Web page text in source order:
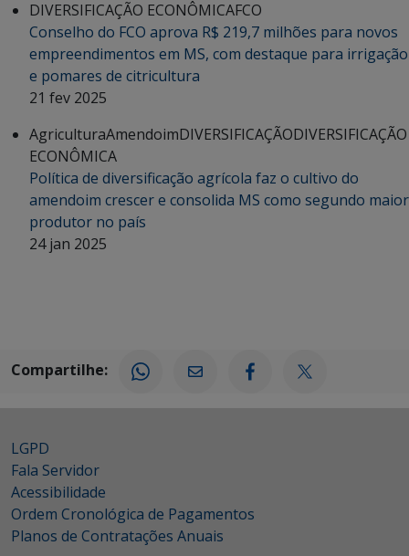
DIVERSIFICAÇÃO ECONÔMICAFCO
Conselho do FCO aprova R$ 219,7 milhões para novos
empreendimentos em MS, com destaque para irrigação
e pomares de citricultura
21 fev 2025
AgriculturaAmendoimDIVERSIFICAÇÃODIVERSIFICAÇÃO
ECONÔMICA
Política de diversificação agrícola faz o cultivo do
amendoim crescer e consolida MS como segundo maior
produtor no país
24 jan 2025
Compartilhe:
LGPD
Fala Servidor
Acessibilidade
Ordem Cronológica de Pagamentos
Planos de Contratações Anuais